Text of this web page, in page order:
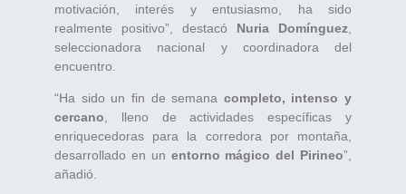
motivación, interés y entusiasmo, ha sido
realmente positivo”, destacó Nuria Domínguez
seleccionadora nacional y coordinadora del
encuentro.
“Ha sido un fin de semana completo, intenso y
cercano, lleno de actividades específicas y
enriquecedoras para la corredora por montaña,
desarrollado en un entorno mágico del Pirineo”,
añadió.